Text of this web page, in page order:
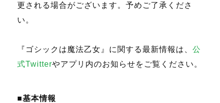
更される場合がございます。予めご了承くださ
い。
『ゴシックは魔法乙女』に関する最新情報は、 公
式Twitterやアプリ内のお知らせをご覧ください。
■基本情報